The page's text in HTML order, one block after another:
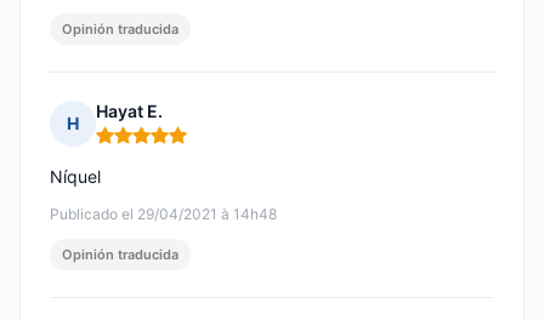
Opinión traducida
H
Hayat E.
Nota: 5 de 5
Publicado el 29/04/2021 à 14h48
Níquel
Opinión traducida